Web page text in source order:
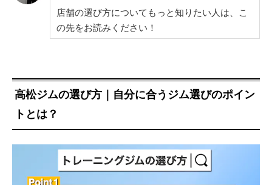
店舗の選び方についてもっと知りたい人は、こ
の先をお読みください！
高松ジムの選び方｜自分に合うジム選びのポイン
トとは？